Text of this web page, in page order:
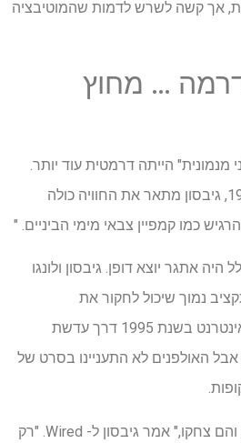
אך קשה לשרש לדמות שהמוטיבציה
… מחוץ
מנמונית" הייתה דרמטית עוד יותר.
בראיון ל- Wired משנת 1995, גיבסון מתאר את החוויה כולה
כמו קמפיין צבאי מימי הביניים. "
אתגר יוצא דופן. גיבסון ולונגו
נמוך שיכול לחקור את
הפופולריות הגוברת של האינטרנט בשנת 1995 דרך עדשת
האולפנים לא התעניינו בסרט של
"נכנסנו וביקשנו מיליון וחצי, והם צחקו," אמר גיבסון ל- Wired. "רק